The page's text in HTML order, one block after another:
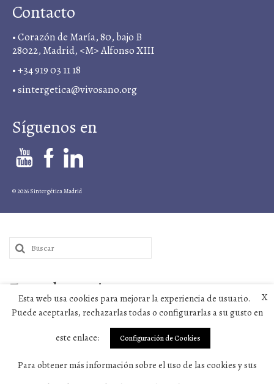
Contacto
• Corazón de María, 80, bajo B
28022, Madrid, <M> Alfonso XIII
• +34 919 03 11 18
•sintergetica@vivosano.org
Síguenos en
© 2026 Sintergética Madrid
X
Esta web usa cookies para mejorar la experiencia de usuario.
Puede aceptarlas, rechazarlas todas o configurarlas a su gusto en
este enlace: Configuración de Cookies
Para obtener más información sobre el uso de las cookies y sus
Buscar
por:
Entradas recientes
¿La Navidad de una nueva humanidad?
Felices fiestas